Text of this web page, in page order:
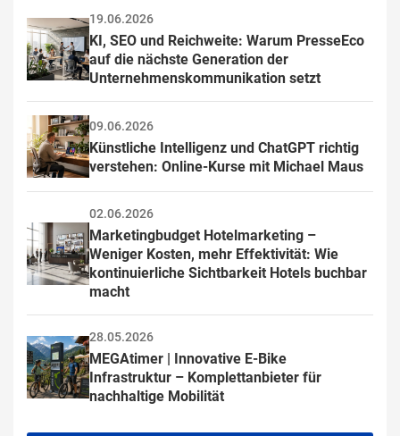
19.06.2026
KI, SEO und Reichweite: Warum PresseEco
auf die nächste Generation der
Unternehmenskommunikation setzt
09.06.2026
Künstliche Intelligenz und ChatGPT richtig
verstehen: Online-Kurse mit Michael Maus
02.06.2026
Marketingbudget Hotelmarketing –
Weniger Kosten, mehr Effektivität: Wie
kontinuierliche Sichtbarkeit Hotels buchbar
macht
28.05.2026
MEGAtimer | Innovative E-Bike
Infrastruktur – Komplettanbieter für
nachhaltige Mobilität